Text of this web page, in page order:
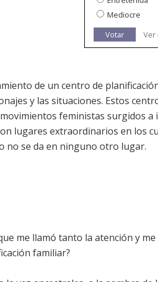
Mediocre
Votar
Ver
de un centro de
y las situaciones. Estos
feministas surgidos a
lugares extraordinarios en los
no se da en ninguno otro lugar.
me llamó tanto la atención y
familiar?